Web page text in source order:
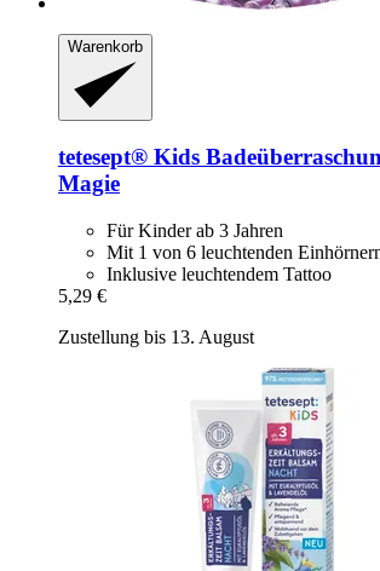
Warenkorb
tetesept® Kids
Magie
Für Kinder ab 3 Jahren
Mit 1 von 6 leuchtenden
Inklusive leuchtendem Tattoo
5,29 €
Zustellung bis 13. August